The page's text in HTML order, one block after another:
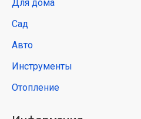
Для дома
Сад
Авто
Инструменты
Отопление